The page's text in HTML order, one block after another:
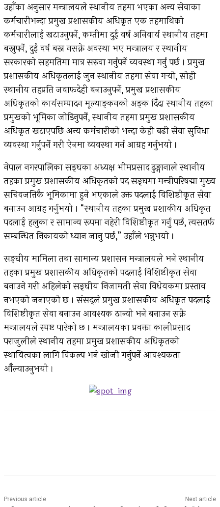
उहाँका अनुसार मन्त्रालयले स्थानीय तहमा भएका अन्य सेवाका
कर्मचारीभन्दा प्रमुख प्रशासकीय अधिकृत एक तहमाथिको
कर्मचारीलाई खटाउनुपर्ने, कम्तीमा दुई वर्ष अनिवार्य स्थानीय तहमा
बस्नुपर्ने, दुई वर्ष बस्न नसक्ने अवस्था भए मन्त्रालय र स्थानीय
सरकारको सहमतिमा मात्र सरुवा गर्नुपर्ने व्यवस्था गर्नु पर्छ । प्रमुख
प्रशासकीय अधिकृतलाई जुन स्थानीय तहमा सेवा गर्‍यो, सोही
स्थानीय तहप्रति जवाफदेही बनाउनुपर्ने, प्रमुख प्रशासकीय
अधिकृतको कार्यसम्पादन मूल्याङ्कनको अङ्क दिँदा स्थानीय तहका
प्रमुखको भूमिका जोडिनुपर्ने, स्थानीय तहमा प्रमुख प्रशासकीय
अधिकृत खटाएपछि अन्य कर्मचारीको भन्दा केही बढी सेवा सुविधा
व्यवस्था गर्नुपर्ने गरी ऐनमा व्यवस्था गर्न आग्रह गर्नुभयो ।
नेपाल नगरपालिका सङ्घका अध्यक्ष भीमप्रसाद ढुङ्गानाले स्थानीय
तहका प्रमुख प्रशासकीय अधिकृतको पद सङ्घमा मन्त्रीपरिषद्मा मुख्य
सचिवजत्तिकै भूमिकामा हुने भएकाले उक्त पदलाई विशिष्टीकृत सेवा
बनाउन आग्रह गर्नुभयो । “स्थानीय तहका प्रमुख प्रशाकीय अधिकृत
पदलाई हलुका र सामान्य रूपमा नहेरी विशिष्टीकृत गर्नु पर्छ, त्यसतर्फ
सम्बन्धित निकायको ध्यान जानु पर्छ,” उहाँले भन्नुभयो ।
सङ्घीय मामिला तथा सामान्य प्रशासन मन्त्रालयले भने स्थानीय
तहका प्रमुख प्रशासकीय अधिकृतको पदलाई विशिष्टीकृत सेवा
बनाउने गरी अहिलेको सङ्घीय निजामती सेवा विधेयकमा प्रस्ताव
नभएको जनाएको छ । संसद्ले प्रमुख प्रशासकीय अधिकृत पदलाई
विशिष्टीकृत सेवा बनाउन आवश्यक ठान्यो भने बनाउन सक्ने
मन्त्रालयले स्पष्ट पारेको छ । मन्त्रालयका प्रवक्ता कालीप्रसाद
पराजुलीले स्थानीय तहमा प्रमुख प्रशासकीय अधिकृतको
स्थायित्वका लागि विकल्प भने खोजी गर्नुपर्ने आवश्यकता
औँल्याउनुभयो ।
Previous article Next article